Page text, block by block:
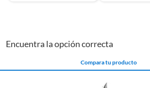
Encuentra la opción correcta
Compara tu producto